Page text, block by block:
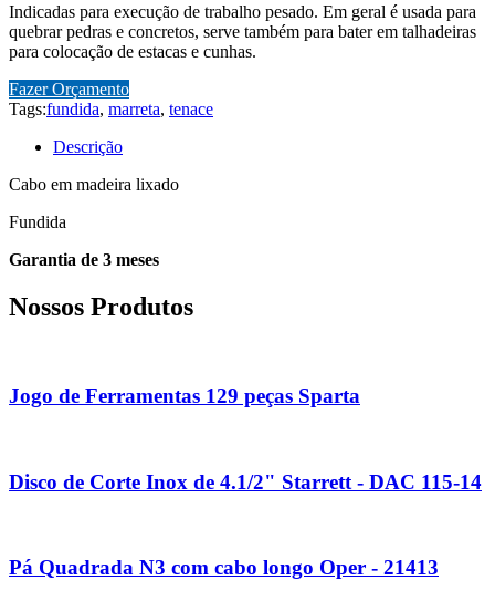
Indicadas para execução de trabalho pesado. Em geral é usada para
quebrar pedras e concretos, serve também para bater em talhadeiras
para colocação de estacas e cunhas.
Fazer Orçamento
Tags:fundida, marreta, tenace
Descrição
Cabo em madeira lixado
Fundida
Garantia de 3 meses
Nossos Produtos
Jogo de Ferramentas 129 peças Sparta
Disco de Corte Inox de 4.1/2" Starrett - DAC 115-14
Pá Quadrada N3 com cabo longo Oper - 21413